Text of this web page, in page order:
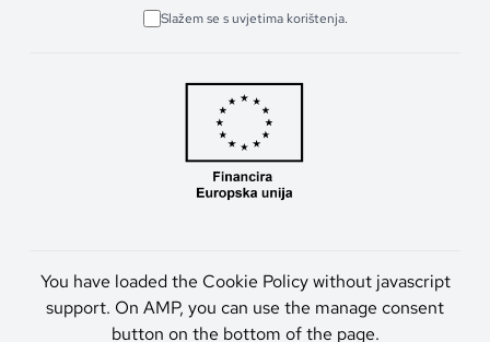
Slažem se s uvjetima korištenja.
You have loaded the Cookie Policy without javascript
support. On AMP, you can use the manage consent
button on the bottom of the page.